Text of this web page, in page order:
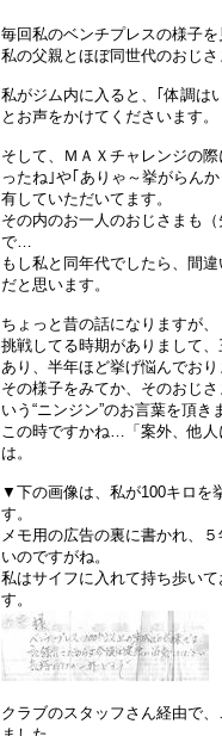
毎回私のベンチプレスの様子
私の父親とほぼ同世代のおじ
私がジム内に入ると、｢体調は
とお声をかけてくださいます。
そして、ＭＡＸチャレンジの
ったね｣や｢ありゃ～挙がらん
有していただいてます。
その内のお一人のおじさまも
で…
もし私と同年代でしたら、間
だと思います。
ちょっと昔の話になりますが
挑戦してる時期がありまして
あり、半年ほど挙げ悩んでお
その様子をみてか、そのおじ
いう“ニンジン”のお言葉を頂き
この時ですかね…「案外、他
は。
▼下の画像は、私が100キロを
す。
メモ用の広告の裏に書かれ、
いのですがね。
私はサイフに入れて持ち歩い
す。
クラブのスタッフさん経由で